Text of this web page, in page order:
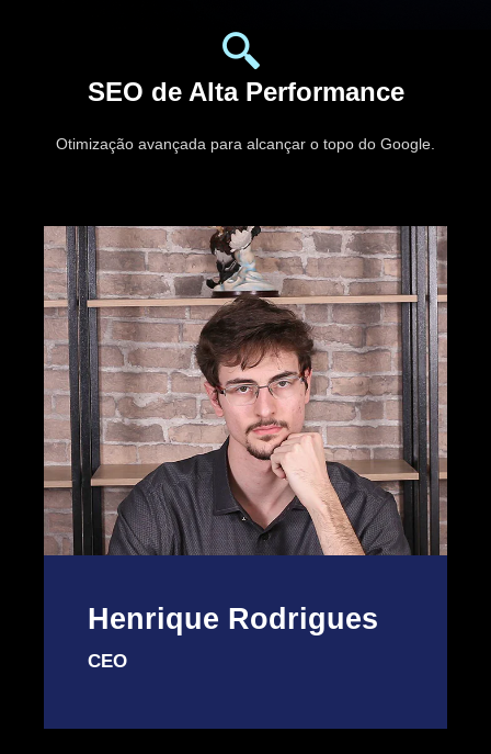
SEO de Alta Performance
Otimização avançada para alcançar o topo do Google.
Henrique Rodrigues
CEO